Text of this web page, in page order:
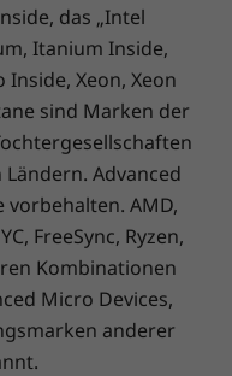
das „Intel
Itanium Inside,
Xeon, Xeon
sind Marken der
Advanced
vorbehalten. AMD,
FreeSync, Ryzen,
Kombinationen
Micro Devices,
anderer